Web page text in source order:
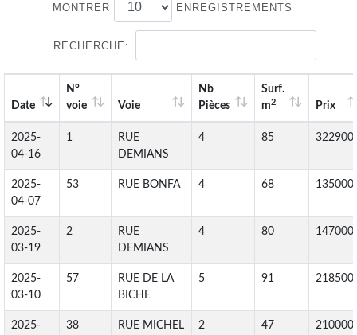
MONTRER ENREGISTREMENTS
RECHERCHE:
Date
N°
voie
Voie
Nb
Pièces
Surf.
m2 Prix
2025-
04-16
1
RUE
DEMIANS
4 85
2025-
04-07
53 RUE BONFA 4 68
2025-
03-19
2
RUE
DEMIANS
4 80
2025-
03-10
57
RUE DE LA
BICHE
5 91
2025-
38
RUE MICHEL
2 47